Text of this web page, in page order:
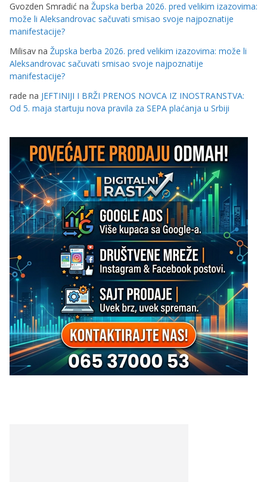
Gvozden Smradić na Župska berba 2026. pred velikim izazovima:
može li Aleksandrovac sačuvati smisao svoje najpoznatije
manifestacije?
Milisav na Župska berba 2026. pred velikim izazovima: može li
Aleksandrovac sačuvati smisao svoje najpoznatije
manifestacije?
rade na JEFTINIJI I BRŽI PRENOS NOVCA IZ INOSTRANSTVA:
Od 5. maja startuju nova pravila za SEPA plaćanja u Srbiji